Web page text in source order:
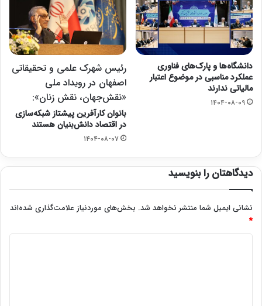
دانشگاه‌ها و پارک‌های فناوری
عملکرد مناسبی در موضوع اعتبار
مالیاتی ندارند
۱۴۰۴-۰۸-۰۹
رئیس شهرک علمی و تحقیقاتی
اصفهان در رویداد ملی
«نقش‌جهان، نقش زنان»:
بانوان کارآفرین پیشتاز شبکه‌سازی
در اقتصاد دانش‌بنیان هستند
۱۴۰۴-۰۸-۰۷
دیدگاهتان را بنویسید
نشانی ایمیل شما منتشر نخواهد شد. بخش‌های موردنیاز علامت‌گذاری شده‌اند
*